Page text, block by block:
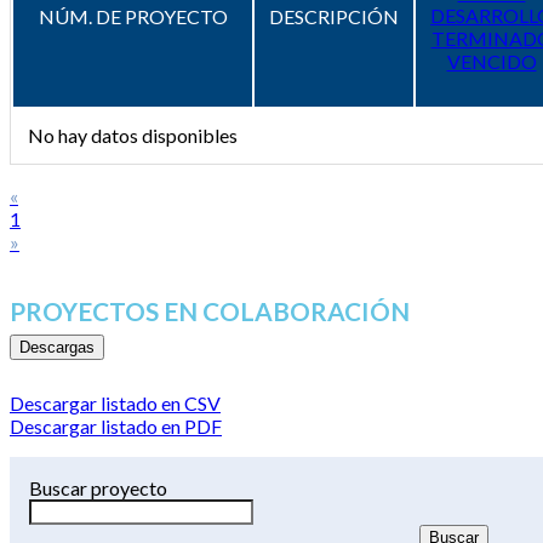
NÚM. DE PROYECTO DESCRIPCIÓN
VENCIDO
No hay datos disponibles
«
1
»
PROYECTOS EN COLABORACIÓN
Descargas
Descargar listado en CSV
Descargar listado en PDF
Buscar proyecto